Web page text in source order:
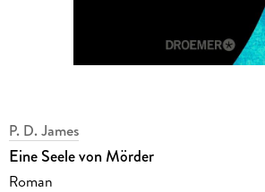
P. D. James
Eine Seele von Mörder
Roman